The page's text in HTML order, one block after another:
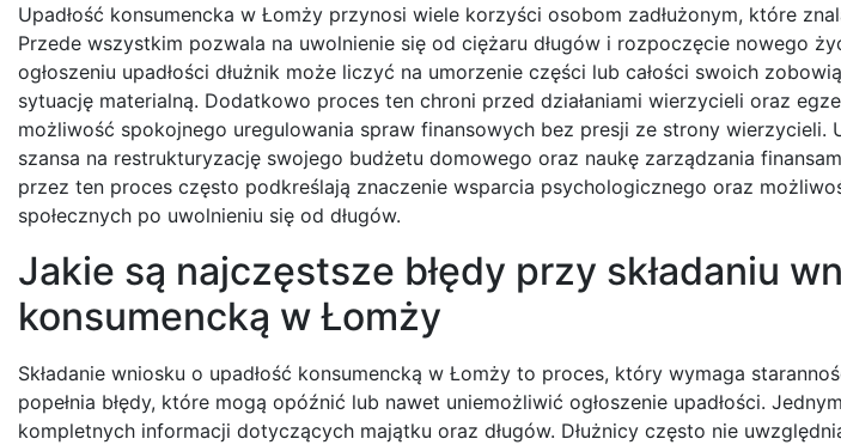
Upadłość konsumencka w Łomży przynosi wiele korzyści osobom zadłużonym, które
Przede wszystkim pozwala na uwolnienie się od ciężaru długów i rozpoczęcie nowego
ogłoszeniu upadłości dłużnik może liczyć na umorzenie części lub całości swoich
sytuację materialną. Dodatkowo proces ten chroni przed działaniami wierzycieli oraz
możliwość spokojnego uregulowania spraw finansowych bez presji ze strony wierzycieli.
szansa na restrukturyzację swojego budżetu domowego oraz naukę zarządzania
przez ten proces często podkreślają znaczenie wsparcia psychologicznego oraz
społecznych po uwolnieniu się od długów.
Jakie są najczęstsze błędy przy składaniu
konsumencką w Łomży
Składanie wniosku o upadłość konsumencką w Łomży to proces, który wymaga
popełnia błędy, które mogą opóźnić lub nawet uniemożliwić ogłoszenie upadłości.
kompletnych informacji dotyczących majątku oraz długów. Dłużnicy często nie